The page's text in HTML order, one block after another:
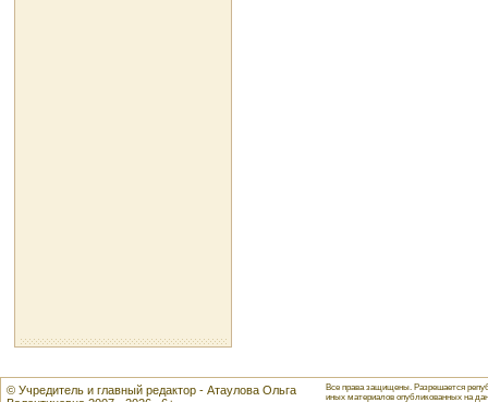
© Учредитель и главный редактор - Атаулова Ольга
Все права защищены. Разрешается
иных материалов опубликованных на